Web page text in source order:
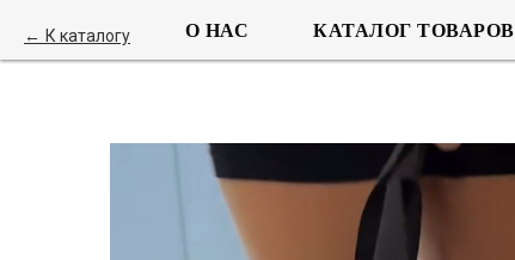
К каталогу О НАС КАТАЛОГ ТОВАРОВ